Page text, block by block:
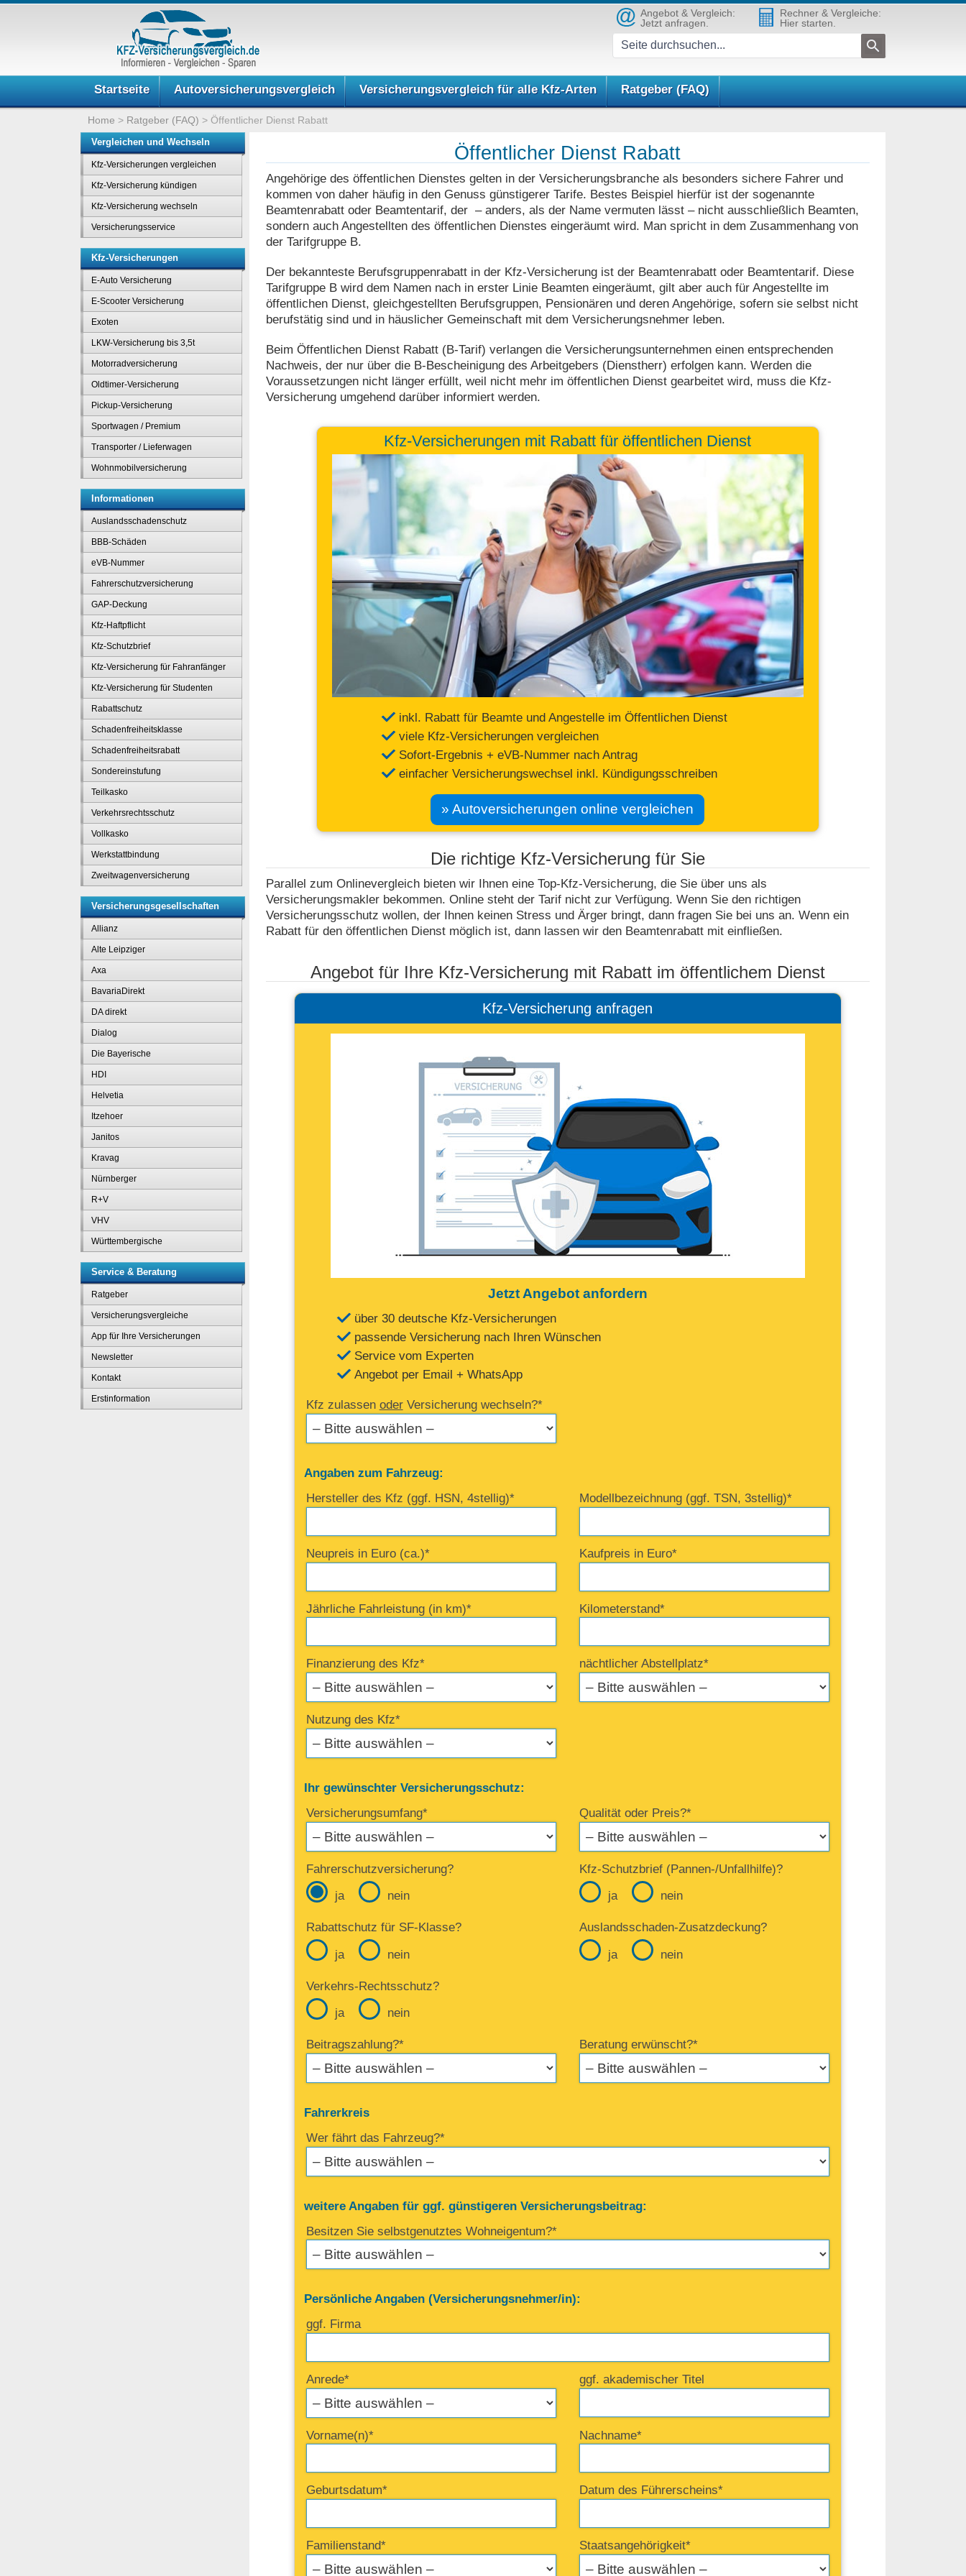
Angebot & Vergleich:
Jetzt anfragen.
Rechner & Vergleiche:
Hier starten.
Startseite Autoversicherungsvergleich Versicherungsvergleich für alle Kfz-Arten Ratgeber (FAQ)
Home > Ratgeber (FAQ) > Öffentlicher Dienst Rabatt
Öffentlicher Dienst Rabatt
Angehörige des öffentlichen Dienstes gelten in der Versicherungsbranche als besonders sichere Fahrer und
kommen von daher häufig in den Genuss günstigerer Tarife. Bestes Beispiel hierfür ist der sogenannte
Beamtenrabatt oder Beamtentarif, der – anders, als der Name vermuten lässt – nicht ausschließlich Beamten,
sondern auch Angestellten des öffentlichen Dienstes eingeräumt wird. Man spricht in dem Zusammenhang von
der Tarifgruppe B.
Der bekannteste Berufsgruppenrabatt in der Kfz-Versicherung ist der Beamtenrabatt oder Beamtentarif. Diese
Tarifgruppe B wird dem Namen nach in erster Linie Beamten eingeräumt, gilt aber auch für Angestellte im
öffentlichen Dienst, gleichgestellten Berufsgruppen, Pensionären und deren Angehörige, sofern sie selbst nicht
berufstätig sind und in häuslicher Gemeinschaft mit dem Versicherungsnehmer leben.
Beim Öffentlichen Dienst Rabatt (B-Tarif) verlangen die Versicherungsunternehmen einen entsprechenden
Nachweis, der nur über die B-Bescheinigung des Arbeitgebers (Dienstherr) erfolgen kann. Werden die
Voraussetzungen nicht länger erfüllt, weil nicht mehr im öffentlichen Dienst gearbeitet wird, muss die Kfz-
Versicherung umgehend darüber informiert werden.
Kfz-Versicherungen mit Rabatt für öffentlichen Dienst
inkl. Rabatt für Beamte und Angestelle im Öffentlichen Dienst
viele Kfz-Versicherungen vergleichen
Sofort-Ergebnis + eVB-Nummer nach Antrag
einfacher Versicherungswechsel inkl. Kündigungsschreiben
» Autoversicherungen online vergleichen
Die richtige Kfz-Versicherung für Sie
Parallel zum Onlinevergleich bieten wir Ihnen eine Top-Kfz-Versicherung, die Sie über uns als
Versicherungsmakler bekommen. Online steht der Tarif nicht zur Verfügung. Wenn Sie den richtigen
Versicherungsschutz wollen, der Ihnen keinen Stress und Ärger bringt, dann fragen Sie bei uns an. Wenn ein
Rabatt für den öffentlichen Dienst möglich ist, dann lassen wir den Beamtenrabatt mit einfließen.
Angebot für Ihre Kfz-Versicherung mit Rabatt im öffentlichem Dienst
Kfz-Versicherung anfragen
Jetzt Angebot anfordern
über 30 deutsche Kfz-Versicherungen
passende Versicherung nach Ihren Wünschen
Service vom Experten
Angebot per Email + WhatsApp
Kfz zulassen oderVersicherung wechseln?*
Angaben zum Fahrzeug:
Hersteller des Kfz (ggf. HSN, 4stellig)*
Modellbezeichnung (ggf. TSN, 3stellig)*
Neupreis in Euro (ca.)* Kaufpreis in Euro*
Jährliche Fahrleistung (in km)* Kilometerstand*
Finanzierung des Kfz* nächtlicher Abstellplatz*
Nutzung des Kfz*
Ihr gewünschter Versicherungsschutz:
Versicherungsumfang*
Qualität oder Preis?*
Fahrerschutzversicherung?
ja
nein
Kfz-Schutzbrief (Pannen-/Unfallhilfe)?
ja
nein
Rabattschutz für SF-Klasse?
ja
nein
Auslandsschaden-Zusatzdeckung?
ja
nein
Verkehrs-Rechtsschutz?
ja
nein
Beitragszahlung?* Beratung erwünscht?*
Fahrerkreis
Wer fährt das Fahrzeug?*
weitere Angaben für ggf. günstigeren Versicherungsbeitrag:
Besitzen Sie selbstgenutztes Wohneigentum?*
Persönliche Angaben (Versicherungsnehmer/in):
ggf. Firma
Anrede* ggf. akademischer Titel
Vorname(n)* Nachname*
Geburtsdatum* Datum des Führerscheins*
Familienstand* Staatsangehörigkeit*
Vergleichen und Wechseln
Kfz-Versicherungen vergleichen
Kfz-Versicherung kündigen
Kfz-Versicherung wechseln
Versicherungsservice
Kfz-Versicherungen
E-Auto Versicherung
E-Scooter Versicherung
Exoten
LKW-Versicherung bis 3,5t
Motorradversicherung
Oldtimer-Versicherung
Pickup-Versicherung
Sportwagen / Premium
Transporter / Lieferwagen
Wohnmobilversicherung
Informationen
Auslandsschadenschutz
BBB-Schäden
eVB-Nummer
Fahrerschutzversicherung
GAP-Deckung
Kfz-Haftpflicht
Kfz-Schutzbrief
Kfz-Versicherung für Fahranfänger
Kfz-Versicherung für Studenten
Rabattschutz
Schadenfreiheitsklasse
Schadenfreiheitsrabatt
Sondereinstufung
Teilkasko
Verkehrsrechtsschutz
Vollkasko
Werkstattbindung
Zweitwagenversicherung
Versicherungsgesellschaften
Allianz
Alte Leipziger
Axa
BavariaDirekt
DA direkt
Dialog
Die Bayerische
HDI
Helvetia
Itzehoer
Janitos
Kravag
Nürnberger
R+V
VHV
Württembergische
Service & Beratung
Ratgeber
Versicherungsvergleiche
App für Ihre Versicherungen
Newsletter
Kontakt
Erstinformation